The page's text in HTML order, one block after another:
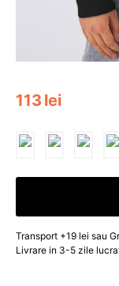
113 lei
Transport +19 lei sau
Livrare in 3-5 zile